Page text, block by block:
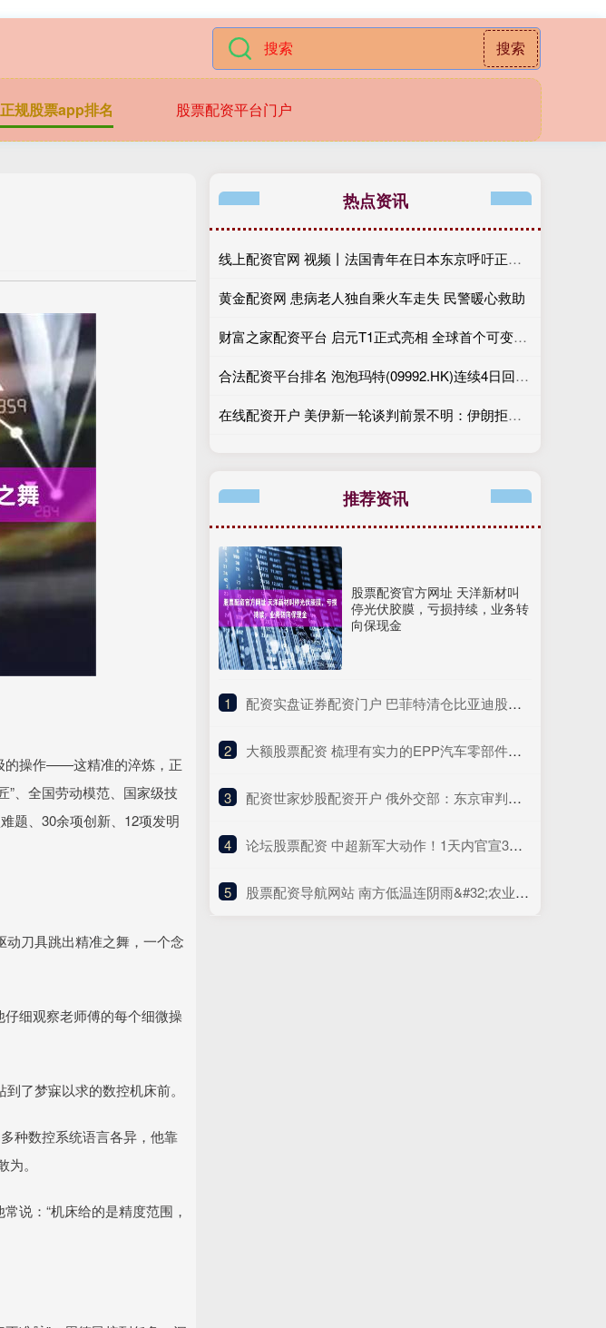
搜索
规股票app排名 股票配资平台门户
的操作——这精准的淬炼，正
”、全国劳动模范、国家级技
题、30余项创新、12项发明
刀具跳出精准之舞，一个念
细观察老师傅的每个细微操
了梦寐以求的数控机床前。
种数控系统语言各异，他靠
。
说：“机床给的是精度范围，
热点资讯
线上配资官网 视频丨法国青年在日本东京呼吁正视历史珍视和平
黄金配资网 患病老人独自乘火车走失 民警暖心救助
财富之家配资平台 启元T1正式亮相 全球首个可变形个人机器人将于WAIC 2026首秀
合法配资平台排名 泡泡玛特(09992.HK)连续4日回购，累计斥资11.98亿港元
在线配资开户 美伊新一轮谈判前景不明：伊朗拒绝参加 两国海军交锋
推荐资讯
股票配资官方网址 天洋新材叫
停光伏胶膜，亏损持续，业务转
向保现金
1 ​配资实盘证券配资门户 巴菲特清仓比亚迪股份，股神大动作到底意味着什么？
2 ​大额股票配资 梳理有实力的EPP汽车零部件加工厂，哪家性价比高选哪家
3 ​配资世家炒股配资开户 俄外交部：东京审判在全人类层面具有重要意义
4 ​论坛股票配资 中超新军大动作！1天内官宣3位外援 免签35岁中卫 曾效力国安3年
5 ​股票配资导航网站 南方低温连阴雨&#32;农业风险需防范